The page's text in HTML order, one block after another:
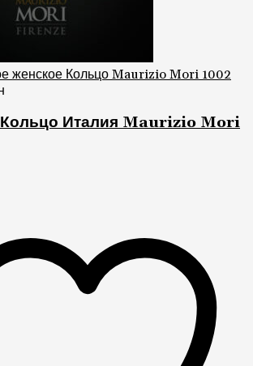
Италия Maurizio Mori